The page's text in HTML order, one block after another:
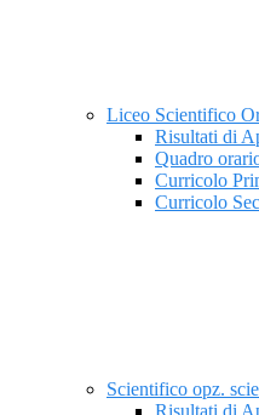
Liceo Scientifico
Risultati di
Quadro
Curricolo
Curricolo
Scientifico opz.